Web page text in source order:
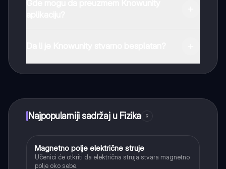
Najpopularniji sadržaj u Fizika 9
Fizika
Magnetno polje električne struje
Učenici će otkriti da električna struja stvara magnetno
polje oko sebe.